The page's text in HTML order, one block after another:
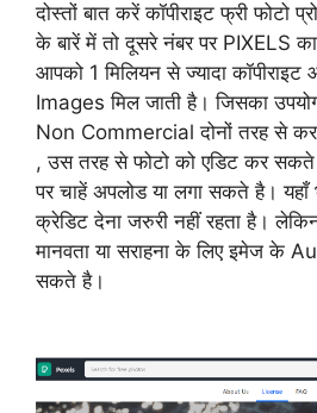
दोस्तों बात करें कॉपीराइट फ्री फोटो
के बारें में तो दूसरे नंबर पर PIXELS
आपको 1 मिलियन से ज्यादा
Images मिल जाती है। जिसका
Non Commercial दोनों तरह से
, उस तरह से फोटो को एडिट कर सकते
पर चाहें अपलोड या लगा सकते है।
क्रेडिट देना जरुरी नहीं रहता है।
मानवता या सराहना के लिए इमेज के
सकते है।